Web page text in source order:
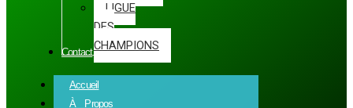
LIGUE
DES
CHAMPIONS
Contact
Accueil
À Propos